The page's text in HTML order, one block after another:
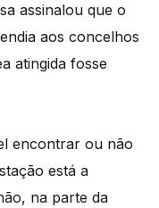
assinalou que o
aos concelhos
atingida fosse
encontrar ou não
está a
na parte da